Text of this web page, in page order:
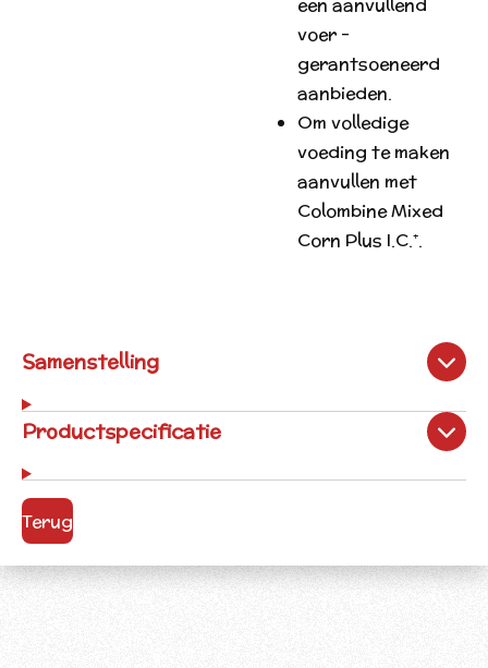
voer -
gerantsoeneerd
aanbieden.
Om volledige
voeding te maken
aanvullen met
Colombine Mixed
Corn Plus I.C.⁺.
Samenstelling
Productspecificatie
Terug